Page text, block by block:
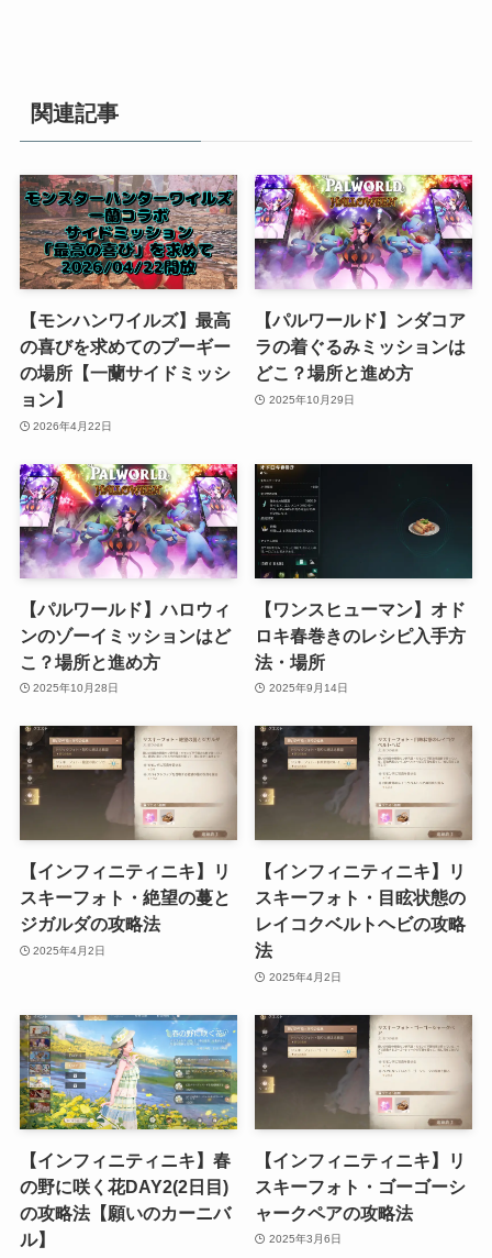
関連記事
【モンハンワイルズ】最高
の喜びを求めてのプーギー
の場所【一蘭サイドミッシ
ョン】
2026年4月22日
【パルワールド】ンダコア
ラの着ぐるみミッションは
どこ？場所と進め方
2025年10月29日
【パルワールド】ハロウィ
ンのゾーイミッションはど
こ？場所と進め方
2025年10月28日
【ワンスヒューマン】オド
ロキ春巻きのレシピ入手方
法・場所
2025年9月14日
【インフィニティニキ】リ
スキーフォト・絶望の蔓と
ジガルダの攻略法
2025年4月2日
【インフィニティニキ】リ
スキーフォト・目眩状態の
レイコクベルトヘビの攻略
法
2025年4月2日
【インフィニティニキ】春
の野に咲く花DAY2(2日目)
の攻略法【願いのカーニバ
ル】
【インフィニティニキ】リ
スキーフォト・ゴーゴーシ
ャークペアの攻略法
2025年3月6日